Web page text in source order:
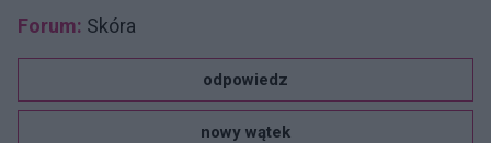
Forum: Skóra
odpowiedz
nowy wątek